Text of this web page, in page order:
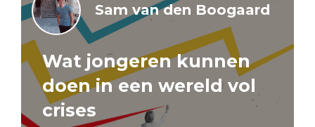
Sam van den Boogaard
Wat jongeren kunnen
doen in een wereld vol
crises